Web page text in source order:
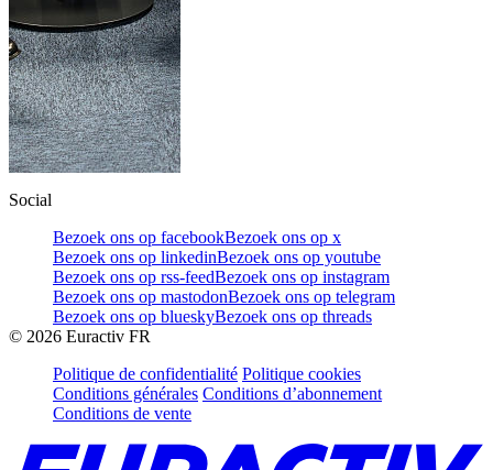
Social
Bezoek ons op facebookBezoek ons op x
Bezoek ons op linkedinBezoek ons op youtube
Bezoek ons op rss-feedBezoek ons op instagram
Bezoek ons op mastodonBezoek ons op telegram
Bezoek ons op blueskyBezoek ons op threads
© 2026 Euractiv FR
Politique de confidentialité Politique cookies
Conditions générales Conditions d’abonnement
Conditions de vente